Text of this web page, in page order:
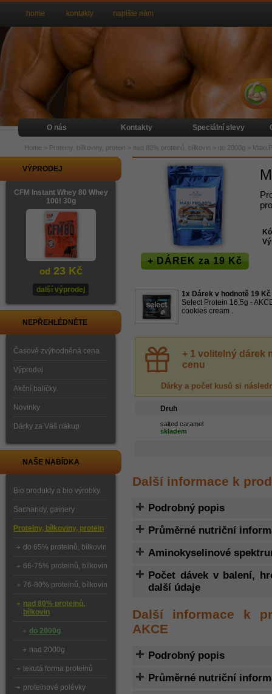
+ DÁREK za 19 Kč
1x Dárek v hodnotě 19 Kč
Select Protein 16,5g -
cookies cream .
+ 1 volitelný dárek
cenu
Dárky a počet kusů si
Druh
salted caramel
skladem
Další informace k
Podrobný popis
Průměrné nutriční
Aminokyselinové
Počet dávek v balení,
další údaje
Další informace k
AKCE
Podrobný popis
Průměrné nutriční
VÝPRODEJ
CFM Instant Whey 80 Whey
100! 30g
od 23 Kč
další výprodej
NEPŘEHLÉDNĚTE
Časově zvýhodněná cena
Výprodej
Akční balíčky
Novinky
Dárky za Váš nákup
NAŠE NABÍDKA
Bio produkty a bio výrobky
Sacharidy, gainery
Proteiny, bílkoviny, protein
do 65% proteinů, bílkovin
66-75% proteinů, bílkovin
76-80% proteinů, bílkovin
nad 80% proteinů,
bílkovin
do 2000g
nad 2000g
tekutá forma proteinů
proteinové polévky
home kontakty napište nám
O nás Kontakty Speciální slevy
Home > Proteiny, bílkoviny, protein > nad 80% proteinů, bílkovin > do 2000g > Maxi